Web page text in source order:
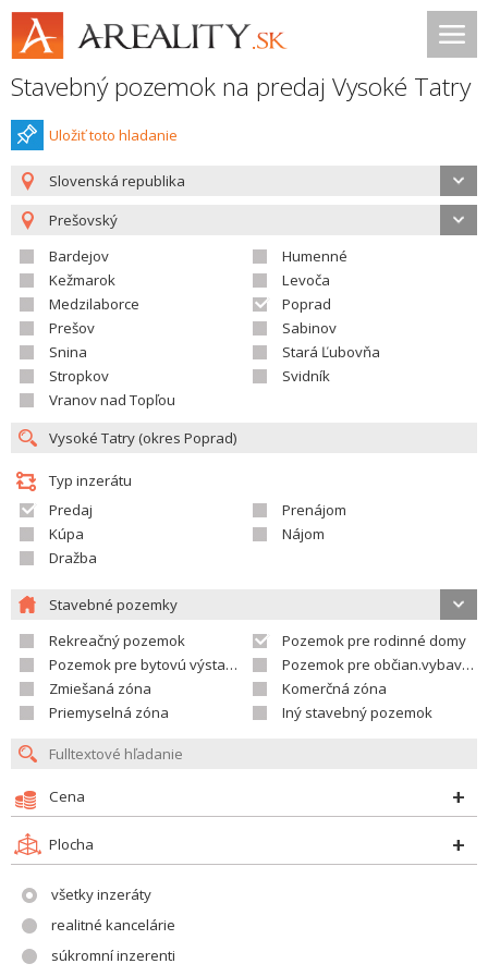
Stavebný pozemok na predaj Vysoké Tatry
Uložiť toto hladanie
Slovenská republika
Prešovský
Bardejov
Humenné
Kežmarok
Levoča
Medzilaborce
Poprad
Prešov
Sabinov
Snina
Stará Ľubovňa
Stropkov
Svidník
Vranov nad Topľou
Typ inzerátu
Predaj
Prenájom
Kúpa
Nájom
Dražba
Stavebné pozemky
Rekreačný pozemok
Pozemok pre rodinné domy
Pozemok pre bytovú výstavbu
Pozemok pre občian.vybavenosť
Zmiešaná zóna
Komerčná zóna
Priemyselná zóna
Iný stavebný pozemok
Cena
Plocha
všetky inzeráty
realitné kancelárie
súkromní inzerenti